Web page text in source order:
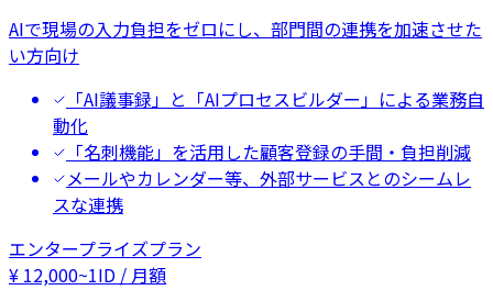
AIで現場の入力負担をゼロにし、部門間の連携を加速させた
い方向け
「AI議事録」と「AIプロセスビルダー」による業務自
動化
「名刺機能」を活用した顧客登録の手間・負担削減
メールやカレンダー等、外部サービスとのシームレ
スな連携
エンタープライズプラン
¥ 12,000~1ID / 月額